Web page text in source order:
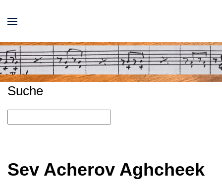
Suche
Sev Acherov Aghcheek